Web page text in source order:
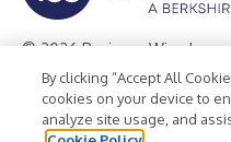
© 2026 Business Wire, Inc.
Privacy Policy Cookie
Terms of Use
Legal
By clicking “Accept All
cookies on your device to
analyze site usage, and